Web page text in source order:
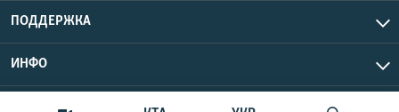
ПОДДЕРЖКА
ИНФО